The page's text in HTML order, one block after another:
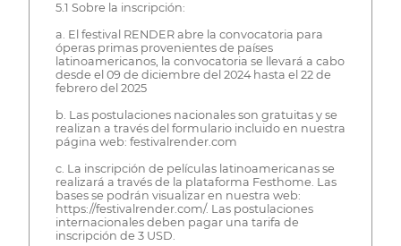
5.1 Sobre la inscripción:
a. El festival RENDER abre la convocatoria para
óperas primas provenientes de países
latinoamericanos, la convocatoria se llevará a cabo
desde el 09 de diciembre del 2024 hasta el 22 de
febrero del 2025
b. Las postulaciones nacionales son gratuitas y se
realizan a través del formulario incluido en nuestra
página web: festivalrender.com
c. La inscripción de películas latinoamericanas se
realizará a través de la plataforma Festhome. Las
bases se podrán visualizar en nuestra web:
https://festivalrender.com/. Las postulaciones
internacionales deben pagar una tarifa de
inscripción de 3 USD.